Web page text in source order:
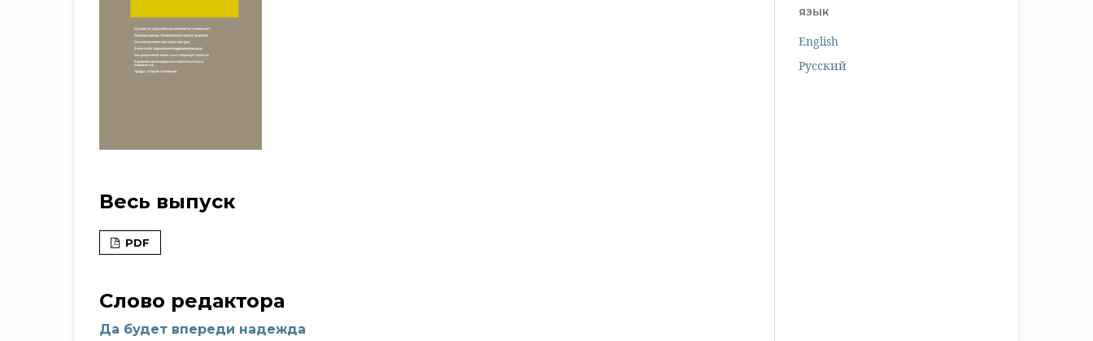
Весь выпуск
PDF
Слово редактора
Да будет впереди надежда
ЯЗЫК
English
Русский